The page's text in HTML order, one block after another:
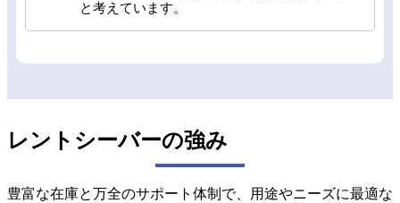
と考えています。
レントシーバーの強み
豊富な在庫と万全のサポート体制で、用途やニーズに最適な